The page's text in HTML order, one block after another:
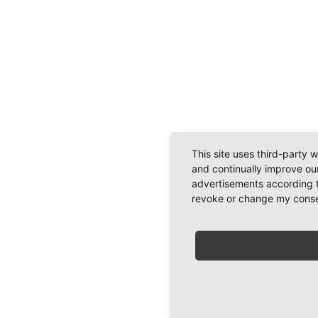
This site uses third-party
and continually improve
advertisements according
revoke or change my